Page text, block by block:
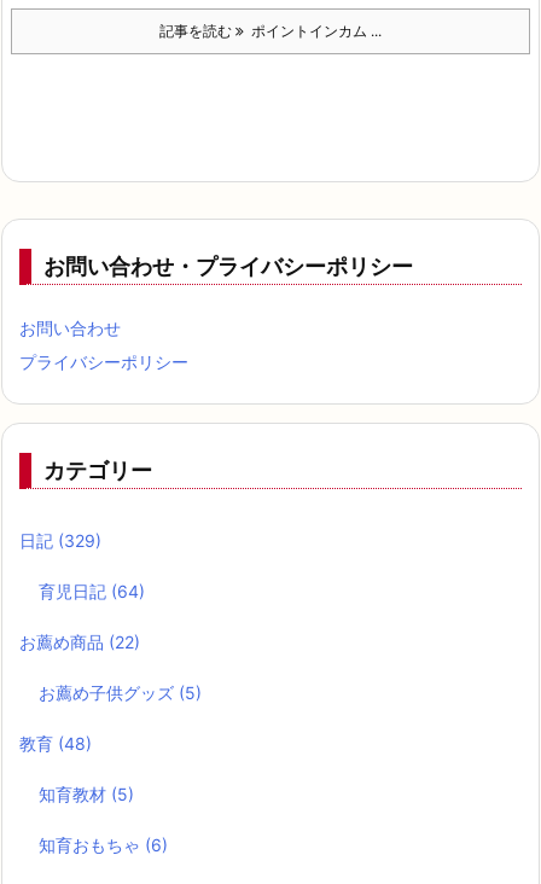
記事を読む ポイントインカム ...
お問い合わせ・プライバシーポリシー
お問い合わせ
プライバシーポリシー
カテゴリー
日記 (329)
育児日記 (64)
お薦め商品 (22)
お薦め子供グッズ (5)
教育 (48)
知育教材 (5)
知育おもちゃ (6)